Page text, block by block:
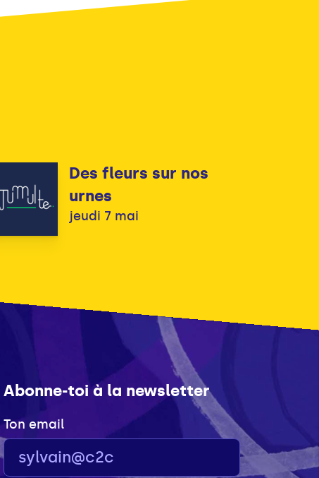
Des fleurs sur nos
urnes
jeudi 7 mai
Abonne-toi à la newsletter
Ton email